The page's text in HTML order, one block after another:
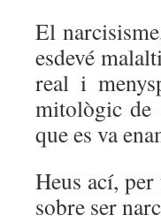
El
esdevé
real i
mitològic de
que es va
Heus ací,
sobre ser